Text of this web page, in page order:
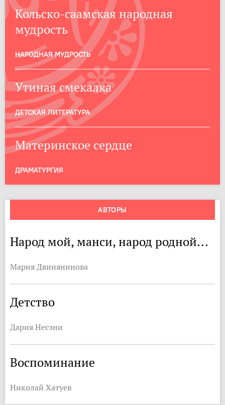
Кольско-саамская народная
мудрость
НАРОДНАЯ МУДРОСТЬ
Утиная смекалка
ДЕТСКАЯ ЛИТЕРАТУРА
Материнское сердце
ДРАМАТУРГИЯ
АВТОРЫ
Народ мой, манси, народ родной...
Мария Двинянинова
Детство
Дария Несэни
Воспоминание
Николай Хатуев